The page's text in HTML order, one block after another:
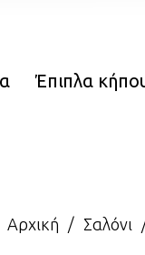
Έπιπλα
Αρχική / Σαλόνι